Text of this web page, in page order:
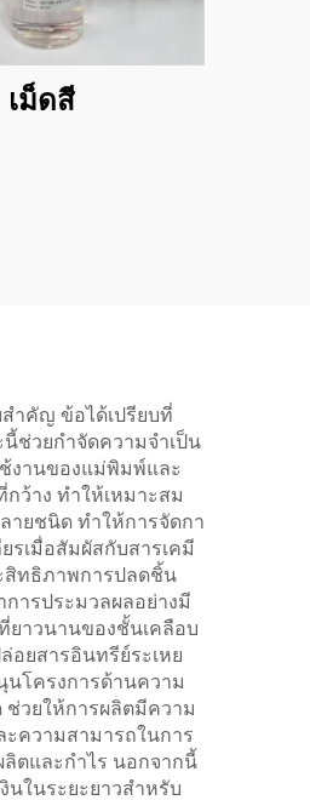
เม็ดสี
ำคัญ ข้อได้เปรียบที่
วยกำจัดความจำเป็น
งานของแม่พิมพ์และ
ว้าง ทำให้เหมาะสม
ยชนิด ทำให้การจัดกา
เมื่อสัมผัสกับสารเคมี
สิทธิภาพการปลดชิ้น
ารประมวลผลอย่างมี
ยาวนานของชั้นเคลือบ
ยสารอินทรีย์ระเหย
นโครงการด้านความ
วยให้การผลิตมีความ
ความสามารถในการ
ตและกำไร นอกจากนี้
ในระยะยาวสำหรับ